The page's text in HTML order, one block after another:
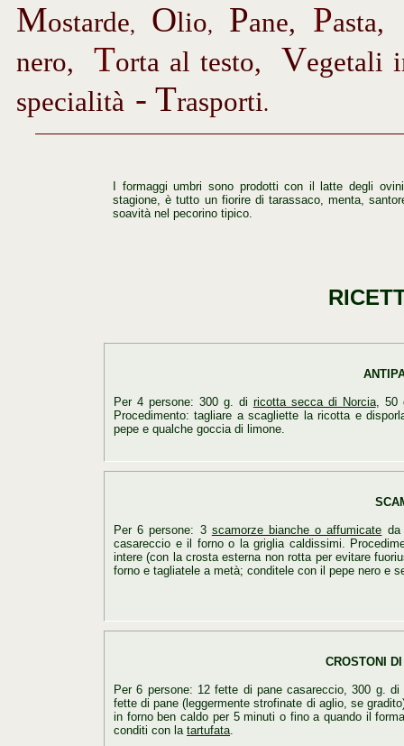
Mostarde, Olio, Pane, Pasta,
nero, Torta al testo, Vegetali
specialità - Trasporti.
I formaggi umbri sono prodotti con il latte degli
stagione, è tutto un fiorire di tarassaco, menta,
soavità nel pecorino tipico.
Per 4 persone: 300 g. di ricotta secca di Norcia, 50
Procedimento: tagliare a scagliette la ricotta e
pepe e qualche goccia di limone.
Per 6 persone: 3 scamorze bianche o affumicate da
casareccio e il forno o la griglia caldissimi.
intere (con la crosta esterna non rotta per evitare
forno e tagliatele a metà; conditele con il pepe nero e
CROSTONI
Per 6 persone: 12 fette di pane casareccio, 300 g. di
fette di pane (leggermente strofinate di aglio, se
in forno ben caldo per 5 minuti o fino a quando il
conditi con la tartufata.